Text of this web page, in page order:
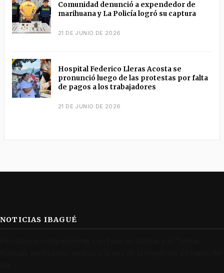
Comunidad denunció a expendedor de
marihuana y La Policía logró su captura
21 DE JUNIO DE 2026
Hospital Federico Lleras Acosta se
pronunció luego de las protestas por falta
de pagos a los trabajadores
21 DE JUNIO DE 2026
NOTICIAS IBAGUÉ